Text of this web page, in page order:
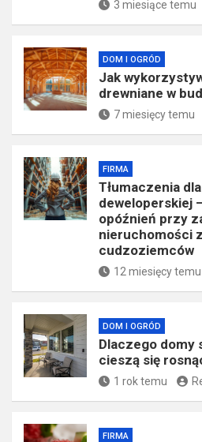
3 miesiące temu
DOM I OGRÓD
Jak
drewniane w
7 miesięcy temu
FIRMA
Tłumaczenia
deweloperskiej
opóźnień przy
nieruchomości
cudzoziemców
12 miesięcy temu
DOM I OGRÓD
Dlaczego domy
cieszą się
1 rok temu
FIRMA